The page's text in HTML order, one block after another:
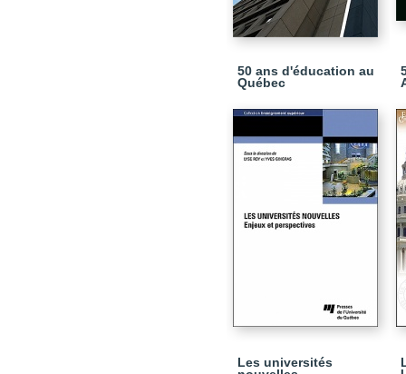
50 ans d'éducation au
Québec
Les universités